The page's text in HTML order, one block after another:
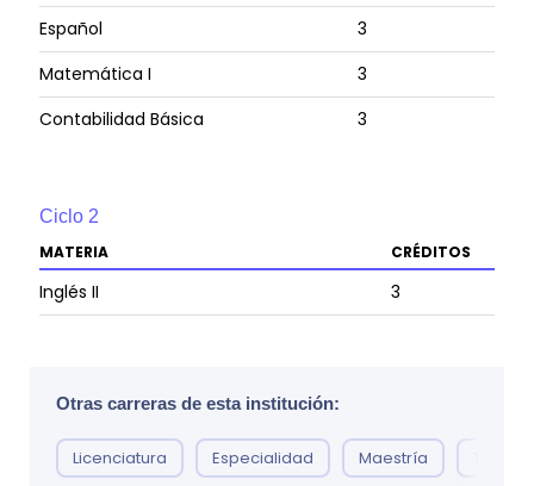
Español
3
Matemática I
3
Contabilidad Básica
3
Ciclo 2
MATERIA
CRÉDITOS
Inglés II
3
Principios de Derecho
3
Otras carreras de esta institución:
Licenciatura Especialidad Maestría